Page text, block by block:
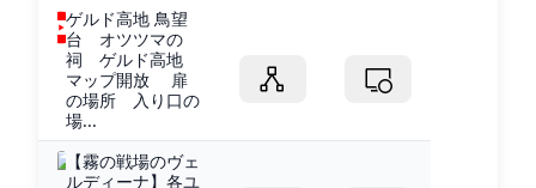
ゲルド高地 鳥望
台 オツツマの
祠 ゲルド高地
マップ開放 扉
の場所 入り口の
場...
【霧の戦場のヴェ
ルディーナ】各ユ